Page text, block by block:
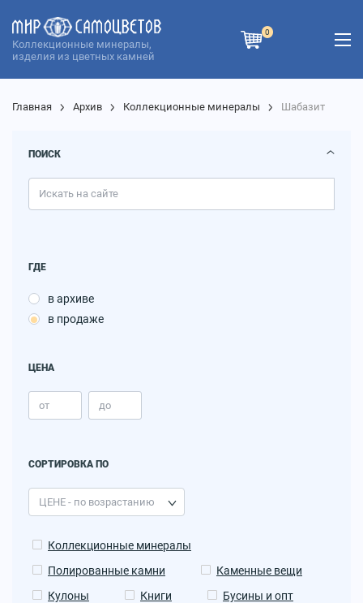
Коллекционные минералы,
изделия из цветных камней
0
Главная Архив Коллекционные минералы Шабазит
ПОИСК
ГДЕ
в архиве
в продаже
ЦЕНА
СОРТИРОВКА ПО
Коллекционные минералы
Полированные камни
Каменные вещи
Кулоны
Книги Бусины и опт